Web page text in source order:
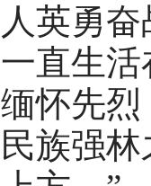
人英勇
一直生
缅怀先
民族强